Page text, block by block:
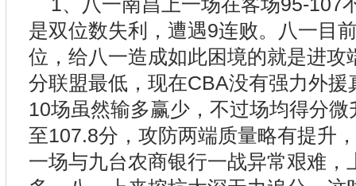
1、八一南昌上一场在客场95-107
是双位数失利，遭遇9连败。八一目
位，给八一造成如此困境的就是进攻
分联盟最低，现在CBA没有强力外
10场虽然输多赢少，不过场均得分
至107.8分，攻防两端质量略有提升
一场与九台农商银行一战异常艰难，